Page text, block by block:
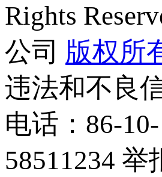
Rights
公司 版权所
违法和不良
电话：86-10-
58511234 举